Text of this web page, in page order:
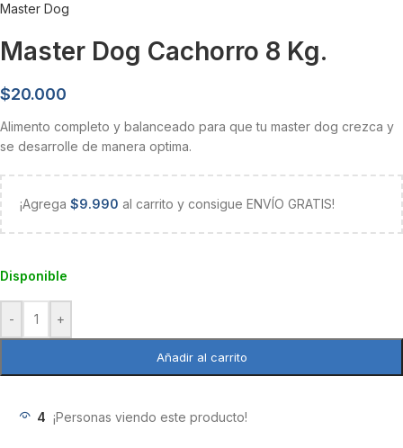
Master Dog
Master Dog Cachorro 8 Kg.
$20.000
Alimento completo y balanceado para que tu master dog crezca y
se desarrolle de manera optima.
¡Agrega $9.990 al carrito y consigue ENVÍO GRATIS!
Disponible
- +
Añadir al carrito
4 ¡Personas viendo este producto!